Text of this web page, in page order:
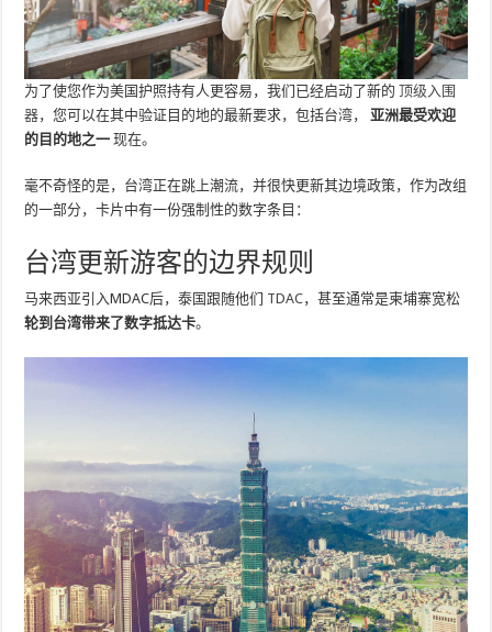
为了使您作为美国护照持有人更容易，我们已经启动了新的顶级入围
器，您可以在其中验证目的地的最新要求，包括台湾，亚洲最受欢迎
的目的地之一 现在。
毫不奇怪的是，台湾正在跳上潮流，并很快更新其边境政策，作为改组
的一部分，卡片中有一份强制性的数字条目：
台湾更新游客的边界规则
马来西亚引入MDAC后，泰国跟随他们 TDAC，甚至通常是柬埔寨宽松
轮到台湾带来了数字抵达卡。